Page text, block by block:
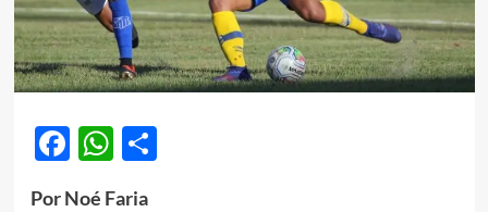
Facebook
WhatsApp
Share
Por Noé Faria